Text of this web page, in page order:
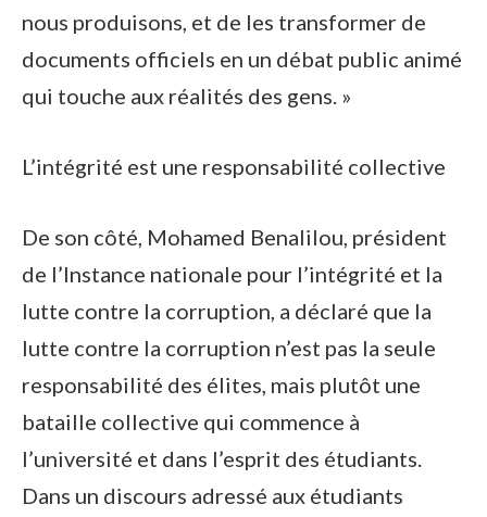
nous produisons, et de les transformer de
documents officiels en un débat public animé
qui touche aux réalités des gens. »
L’intégrité est une responsabilité collective
De son côté, Mohamed Benalilou, président
de l’Instance nationale pour l’intégrité et la
lutte contre la corruption, a déclaré que la
lutte contre la corruption n’est pas la seule
responsabilité des élites, mais plutôt une
bataille collective qui commence à
l’université et dans l’esprit des étudiants.
Dans un discours adressé aux étudiants